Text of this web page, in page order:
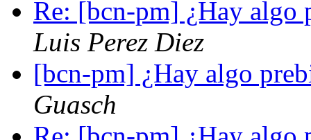
Re: [bcn-pm] ¿Hay algo
Luis Perez Diez
[bcn-pm] ¿Hay algo
Guasch